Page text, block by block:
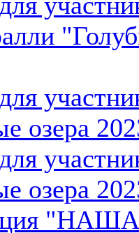
озера
озера
"НАША